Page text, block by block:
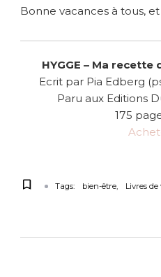
Bonne vacances à tous,
HYGGE – Ma
Ecrit par Pia Edberg
Paru aux Editions
175
Tags: bien-être Livres de